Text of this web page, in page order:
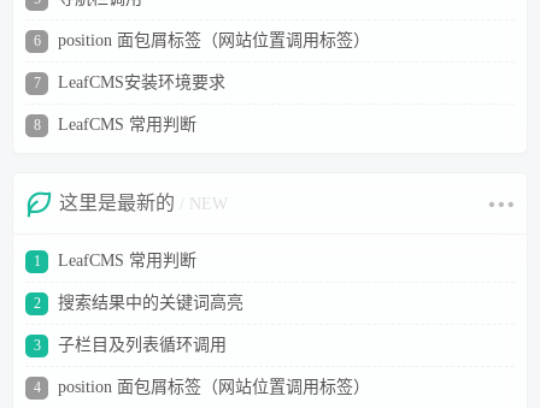
6 position 面包屑标签（网站位置调用标签）
7 LeafCMS安装环境要求
8 LeafCMS 常用判断
这里是最新的 / NEW
1 LeafCMS 常用判断
2 搜索结果中的关键词高亮
3 子栏目及列表循环调用
4 position 面包屑标签（网站位置调用标签）